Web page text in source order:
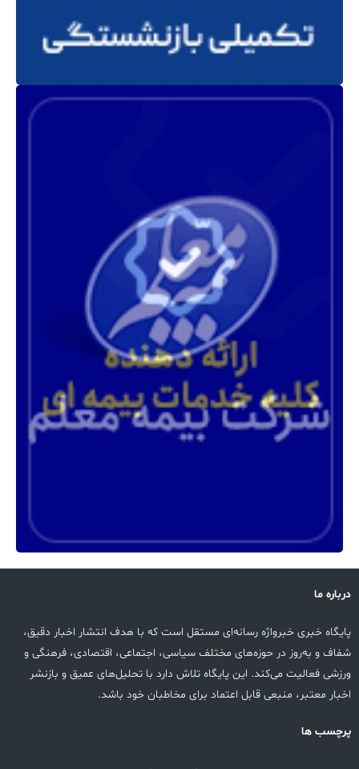
درباره ما
پایگاه خبری خبرواژه رسانه‌ای مستقل است که با هدف انتشار اخبار دقیق،
شفاف و به‌روز در حوزه‌های مختلف سیاسی، اجتماعی، اقتصادی، فرهنگی و
ورزشی فعالیت می‌کند. این پایگاه تلاش دارد با تحلیل‌های عمیق و بازنشر
اخبار معتبر، منبعی قابل اعتماد برای مخاطبان خود باشد.
پرچسب ها